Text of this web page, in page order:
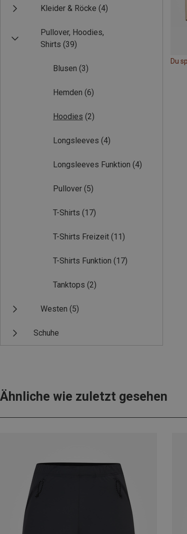
Kleider & Röcke (4)
Pullover, Hoodies,
Shirts (39)
Blusen (3)
Hemden (6)
Hoodies (2)
Longsleeves (4)
Longsleeves Funktion (4)
Pullover (5)
T-Shirts (17)
T-Shirts Freizeit (11)
T-Shirts Funktion (17)
Tanktops (2)
Westen (5)
Schuhe
Du
Ähnliche wie zuletzt gesehen